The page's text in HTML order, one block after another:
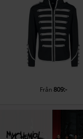
Från 809:-